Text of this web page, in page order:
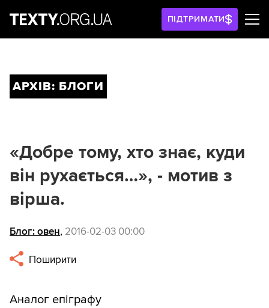
ПІДТРИМАТИ
АРХІВ: БЛОГИ
«Добре тому, хто знає, куди
він рухається…», - мотив з
вірша.
Блог: овен, 2016-02-03 00:00
Поширити
Аналог епіграфу